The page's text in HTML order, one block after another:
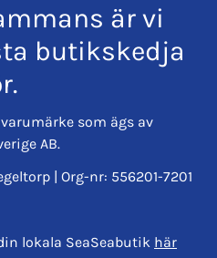
är vi
butikskedja
som ägs av
AB.
| Org-nr: 556201-7201
lokala SeaSeabutik här